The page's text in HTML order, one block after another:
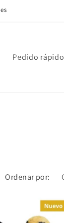
Pedido rápido
Ordenar por: